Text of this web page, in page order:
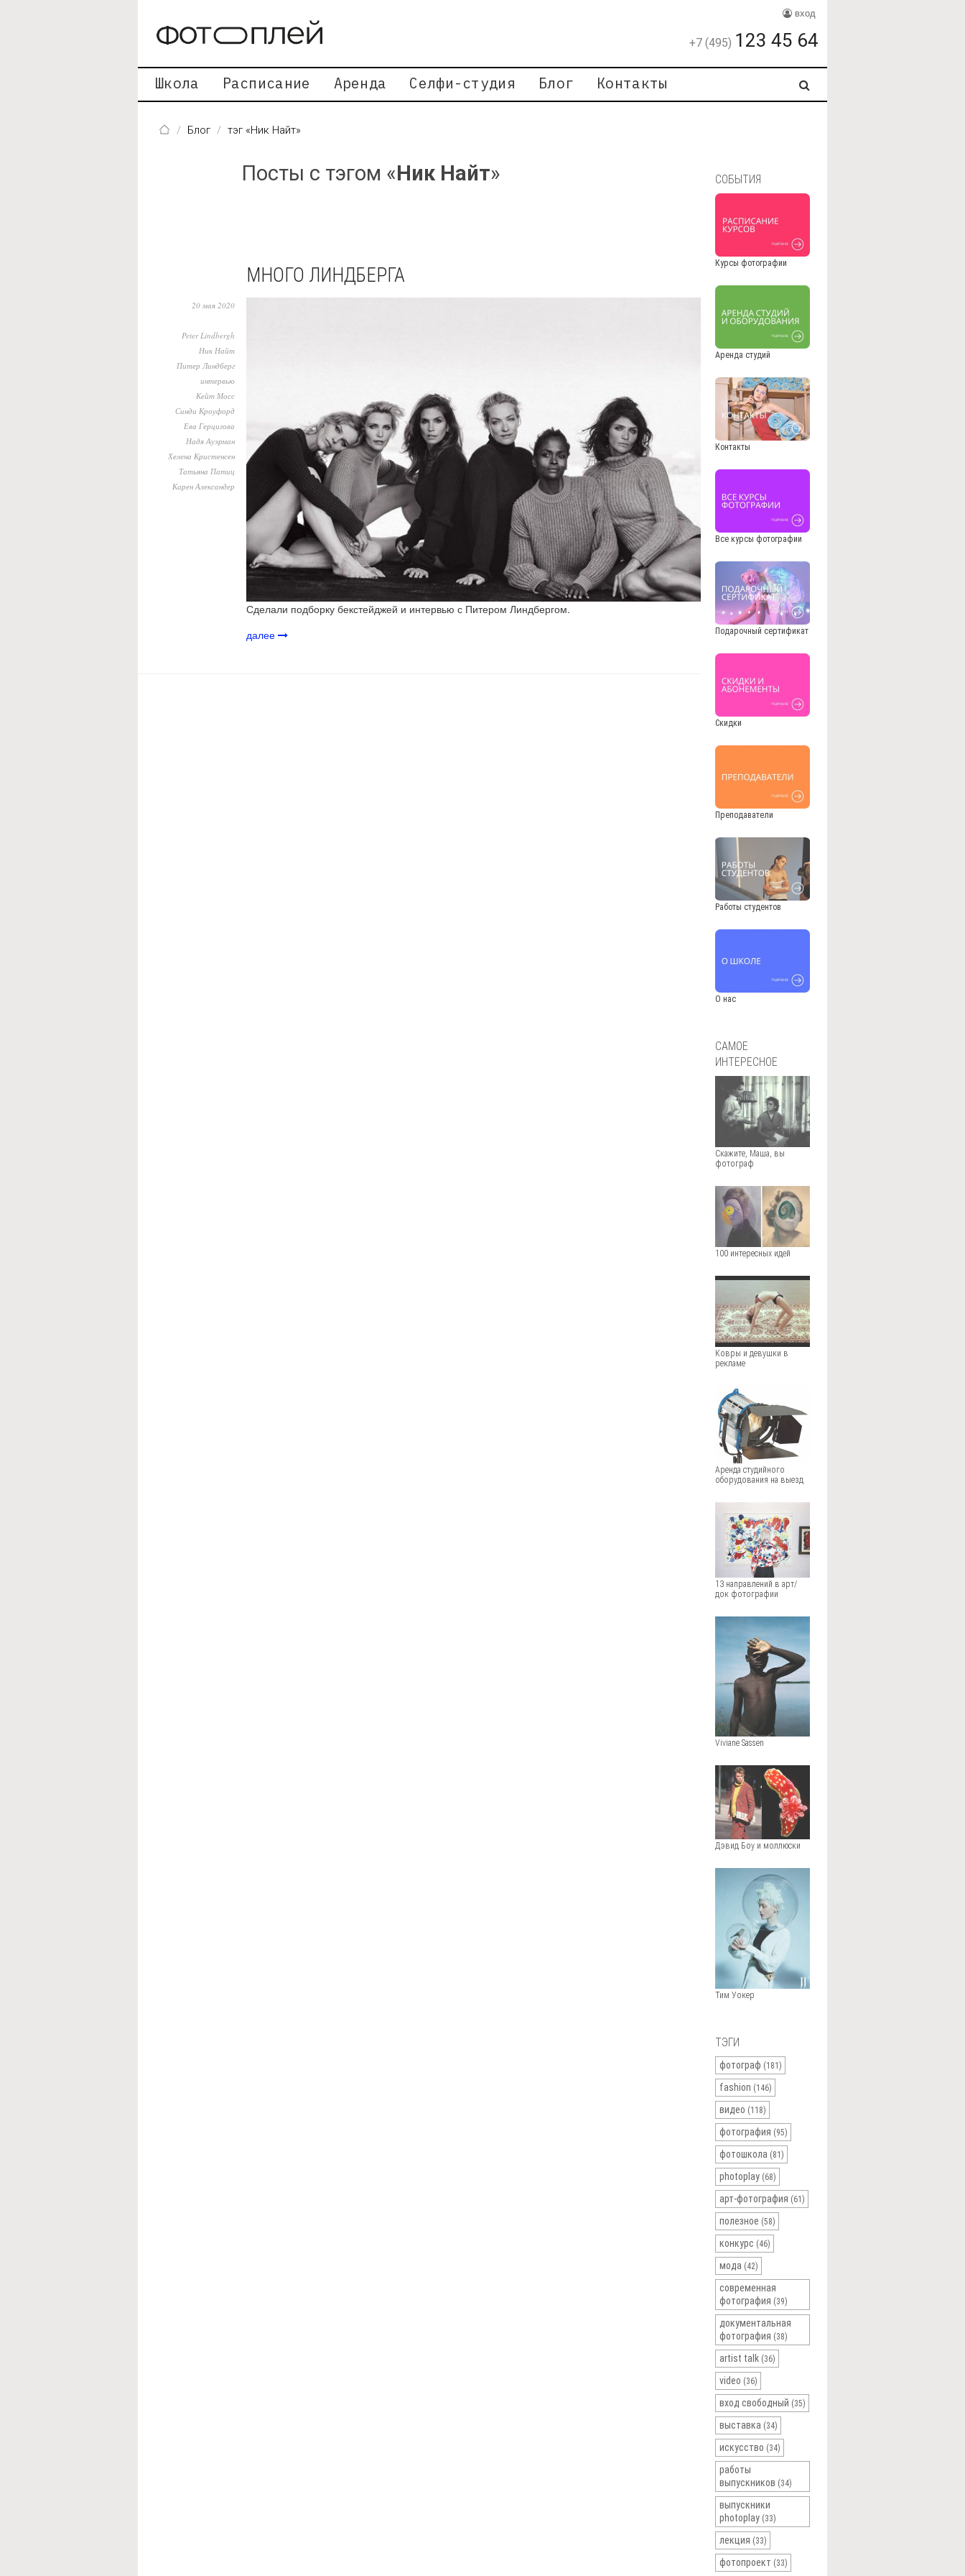
вход
+7 (495) 123 45 64
Школа Расписание Аренда Селфи-студия Блог Контакты
Блог тэг «Ник Найт»
Посты с тэгом «Ник Найт»
МНОГО ЛИНДБЕРГА
20 мая 2020
Peter Lindbergh
Ник Найт
Питер Линдберг
интервью
Кейт Мосс
Синди Кроуфорд
Ева Герцигова
Надя Ауэрман
Хелена Кристенсен
Татьяна Патиц
Карен Александер
Сделали подборку бекстейджей и интервью с Питером Линдбергом.
далее
СОБЫТИЯ
Курсы фотографии
Аренда студий
Контакты
Все курсы фотографии
Подарочный сертификат
Скидки
Преподаватели
Работы студентов
О нас
САМОЕ
ИНТЕРЕСНОЕ
Скажите, Маша, вы
фотограф
100 интересных идей
Ковры и девушки в
рекламе
Аренда студийного
оборудования на выезд
13 направлений в арт/
док фотографии
Viviane Sassen
Дэвид Боу и моллюски
Тим Уокер
ТЭГИ
фотограф (181)
fashion (146)
видео (118)
фотография (95)
фотошкола (81)
photoplay (68)
арт-фотография (61)
полезное (58)
конкурс (46)
мода (42)
современная
фотография (39)
документальная
фотография (38)
artist talk (36)
video (36)
вход свободный (35)
выставка (34)
искусство (34)
работы
выпускников (34)
выпускники
photoplay (33)
лекция (33)
фотопроект (33)